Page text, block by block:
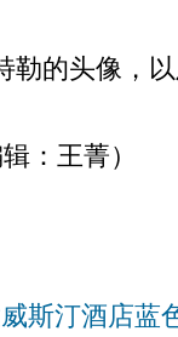
勒的头像，
：王菁）
斯汀酒店蓝